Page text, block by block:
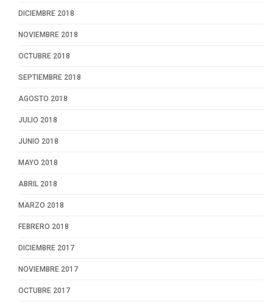
DICIEMBRE 2018
NOVIEMBRE 2018
OCTUBRE 2018
SEPTIEMBRE 2018
AGOSTO 2018
JULIO 2018
JUNIO 2018
MAYO 2018
ABRIL 2018
MARZO 2018
FEBRERO 2018
DICIEMBRE 2017
NOVIEMBRE 2017
OCTUBRE 2017